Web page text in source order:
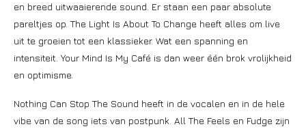
en breed uitwaaierende sound. Er staan een paar absolute
pareltjes op. The Light Is About To Change heeft alles om live
uit te groeien tot een klassieker. Wat een spanning en
intensiteit. Your Mind Is My Café is dan weer één brok vrolijkheid
en optimisme.
Nothing Can Stop The Sound heeft in de vocalen en in de hele
vibe van de song iets van postpunk. All The Feels en Fudge zijn